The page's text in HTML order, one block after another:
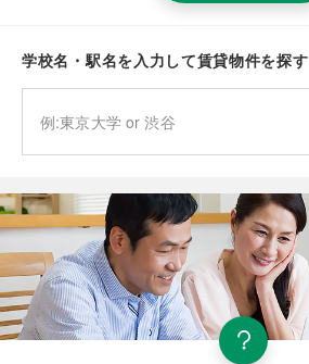
学校名・駅名を入力して賃貸物件を探す